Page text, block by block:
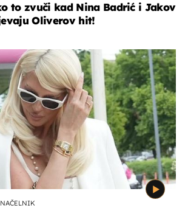
to zvuči kad Nina Badrić i Jakov
Oliverov hit!